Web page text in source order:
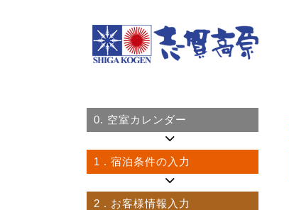
0. 空室カレンダー
1 . 宿泊条件の入力
2 . お客様情報入力